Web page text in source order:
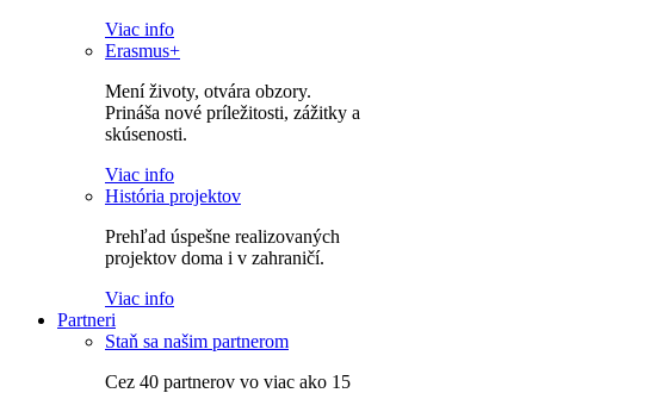
Viac info
Erasmus+
Mení životy, otvára obzory.
Prináša nové príležitosti, zážitky a
skúsenosti.
Viac info
História projektov
Prehľad úspešne realizovaných
projektov doma i v zahraničí.
Viac info
Partneri
Staň sa našim partnerom
Cez 40 partnerov vo viac ako 15